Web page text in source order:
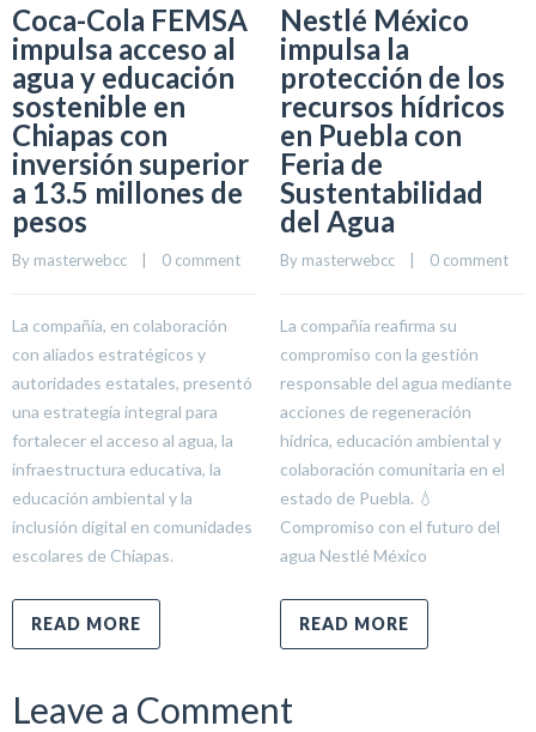
Coca-Cola FEMSA
impulsa acceso al
agua y educación
sostenible en
Chiapas con
inversión superior
a 13.5 millones de
pesos
By masterwebcc 0 comment
La compañía, en colaboración
con aliados estratégicos y
autoridades estatales, presentó
una estrategia integral para
fortalecer el acceso al agua, la
infraestructura educativa, la
educación ambiental y la
inclusión digital en comunidades
escolares de Chiapas.
READ MORE
Nestlé México
impulsa la
protección de los
recursos hídricos
en Puebla con
Feria de
Sustentabilidad
del Agua
By masterwebcc 0 comment
La compañía reafirma su
compromiso con la gestión
responsable del agua mediante
acciones de regeneración
hídrica, educación ambiental y
colaboración comunitaria en el
estado de Puebla. 💧
Compromiso con el futuro del
agua Nestlé México
READ MORE
Leave a Comment